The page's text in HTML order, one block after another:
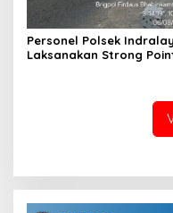
Personel Polsek
Laksanakan Strong